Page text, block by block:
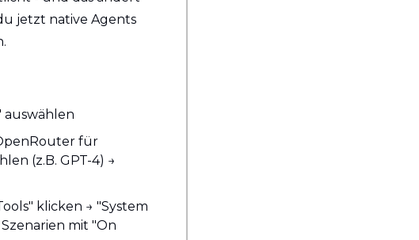
jetzt native Agents
auswählen
für
(z.B. GPT-4) →
klicken → "System
mit "On